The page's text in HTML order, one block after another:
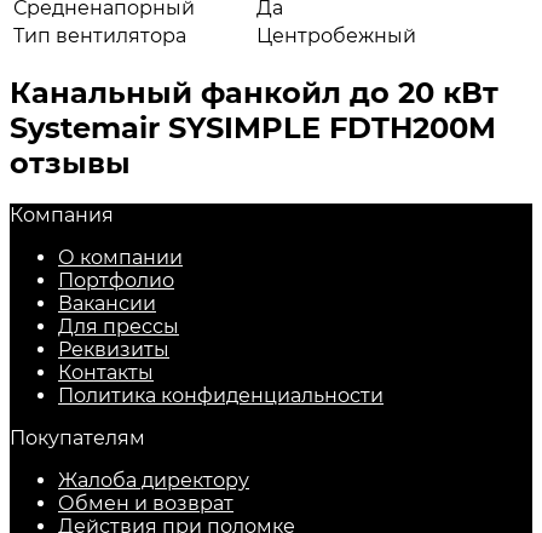
Средненапорный
Да
Тип вентилятора
Центробежный
Канальный фанкойл до 20 кВт
Systemair SYSIMPLE FDTH200M
отзывы
Компания
О компании
Портфолио
Вакансии
Для прессы
Реквизиты
Контакты
Политика конфиденциальности
Покупателям
Жалоба директору
Обмен и возврат
Действия при поломке